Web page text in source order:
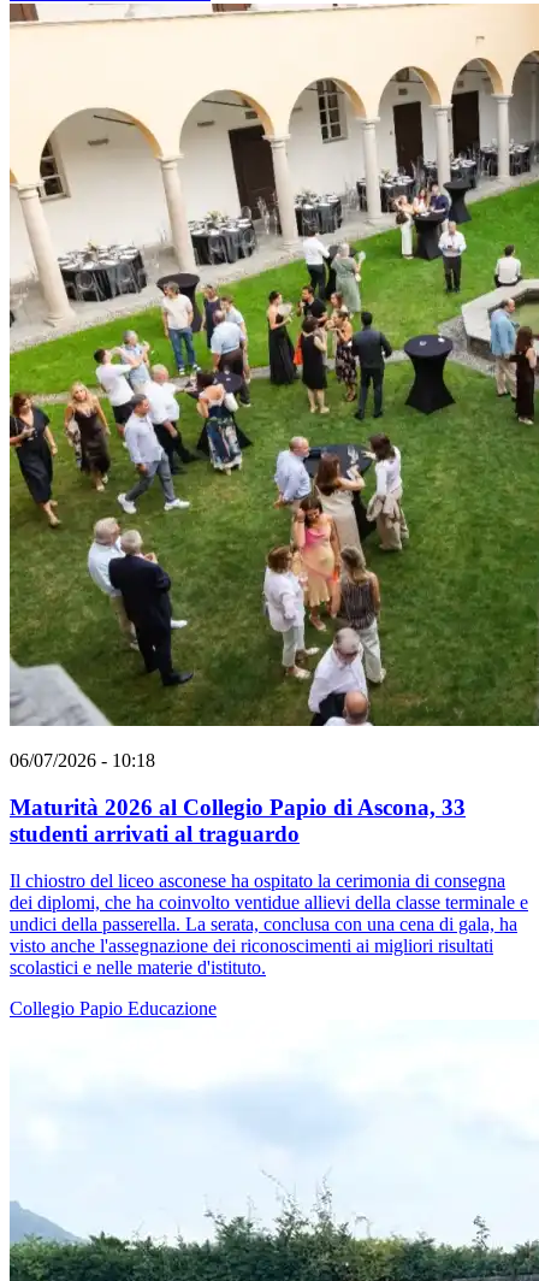
06/07/2026 - 10:18
Maturità 2026 al Collegio Papio di Ascona, 33
studenti arrivati al traguardo
Il chiostro del liceo asconese ha ospitato la cerimonia di consegna
dei diplomi, che ha coinvolto ventidue allievi della classe terminale e
undici della passerella. La serata, conclusa con una cena di gala, ha
visto anche l'assegnazione dei riconoscimenti ai migliori risultati
scolastici e nelle materie d'istituto.
Collegio Papio Educazione